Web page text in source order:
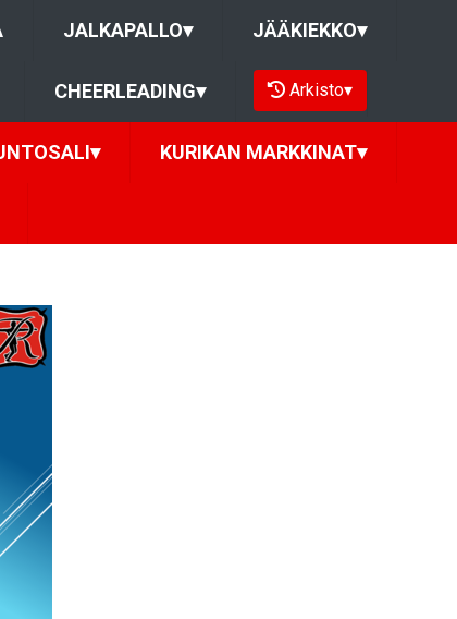
JALKAPALLO▾ JÄÄKIEKKO▾
CHEERLEADING▾ Arkisto▾
▾ KURIKAN MARKKINAT▾